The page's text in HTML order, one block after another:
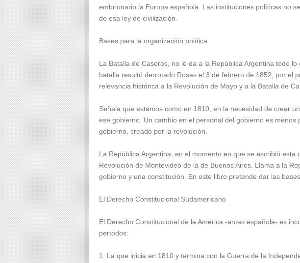
embrionario la Europa española. Las instituciones políticas no
de esa ley de civilización.
Bases para la organización política
La Batalla de Caseros, no le da a la República Argentina todo
batalla resultó derrotado Rosas el 3 de febrero de 1852, por el
relevancia histórica a la Revolución de Mayo y a la Batalla de
Señala que estamos como en 1810, en la necesidad de crear
ese gobierno. Un cambio en el personal del gobierno es
gobierno, creado por la revolución.
La República Argentina, en el momento en que se escribió
Revolución de Montevideo de la de Buenos Aires. Llama a la
gobierno y una constitución. En este libro pretende dar las
El Derecho Constitucional Sudamericano
El Derecho Constitucional de la América -antes española- es
períodos:
1. La que inicia en 1810 y termina con la Guerra de la